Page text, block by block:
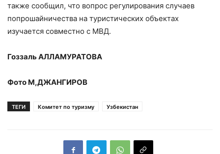
также сообщил, что вопрос регулирования случаев
попрошайничества на туристических объектах
изучается совместно с МВД.
Гоззаль АЛЛАМУРАТОВА
Фото М,ДЖАНГИРОВ
ТЕГИ Комитет по туризму Узбекистан